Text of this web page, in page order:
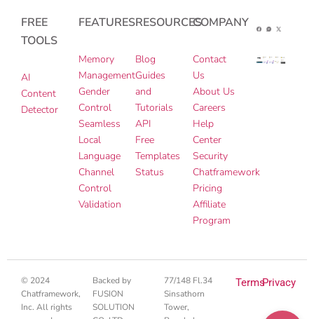
FREE
TOOLS
AI
Content
Detector
FEATURES
Memory
Management
Gender
Control
Seamless
Local
Language
Channel
Control
Validation
RESOURCES
Blog
Guides
and
Tutorials
API
Free
Templates
Status
COMPANY
Contact
Us
About Us
Careers
Help
Center
Security
Chatframework
Pricing
Affiliate
Program
© 2024
Chatframework,
Inc. All rights
Backed by
FUSION
SOLUTION
77/148 Fl.34
Sinsathorn
Tower,
TermsPrivacy